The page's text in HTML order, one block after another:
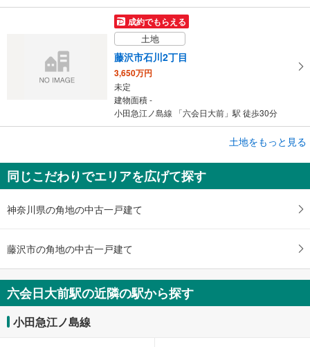
成約でもらえる
土地
藤沢市石川2丁目
3,650万円
未定
建物面積 -
小田急江ノ島線 「六会日大前」駅 徒歩30分
藤沢市遠藤
3,490万円
未定
建物面積 -
土地をもっと見る
同じこだわりでエリアを広げて探す
神奈川県の角地の中古一戸建て
藤沢市の角地の中古一戸建て
六会日大前駅の近隣の駅から探す
小田急江ノ島線